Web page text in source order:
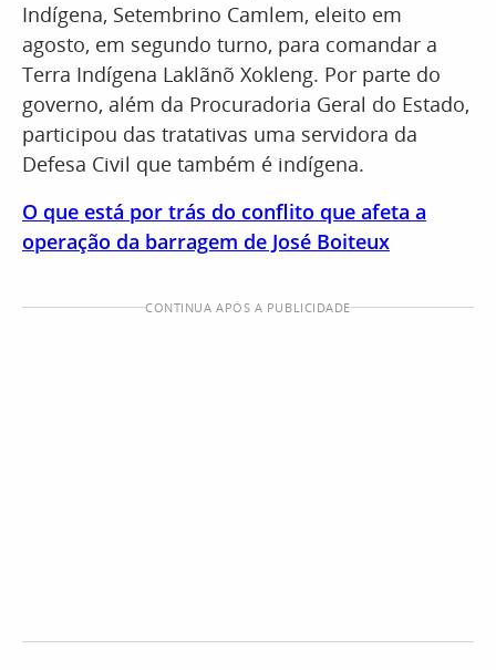
Indígena, Setembrino Camlem, eleito em
agosto, em segundo turno, para comandar a
Terra Indígena Laklãnõ Xokleng. Por parte do
governo, além da Procuradoria Geral do Estado,
participou das tratativas uma servidora da
Defesa Civil que também é indígena.
O que está por trás do conflito que afeta a
operação da barragem de José Boiteux
CONTINUA APÓS A PUBLICIDADE